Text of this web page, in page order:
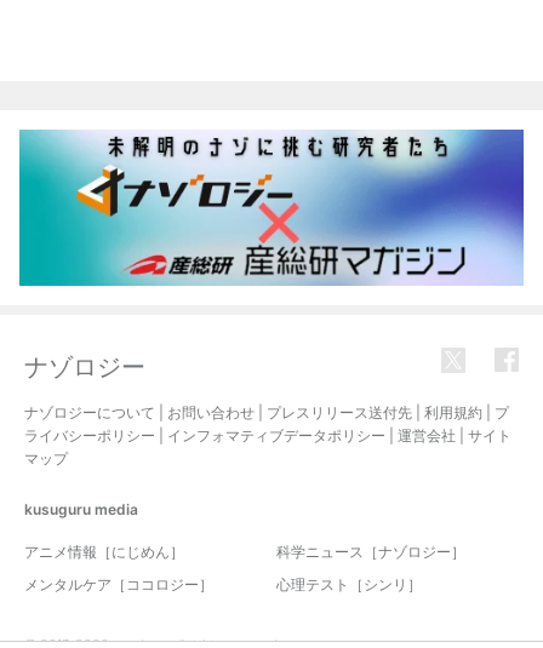
ナゾロジー
ナゾロジーについて お問い合わせ プレスリリース送付先 利用規約
プ
ライバシーポリシー
インフォマティブデータポリシー 運営会社
サイト
マップ
kusuguru media
アニメ情報［にじめん］
科学ニュース［ナゾロジー］
メンタルケア［ココロジー］
心理テスト［シンリ］